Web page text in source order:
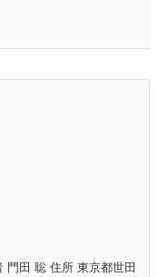
門田 聡 住所 東京都世田